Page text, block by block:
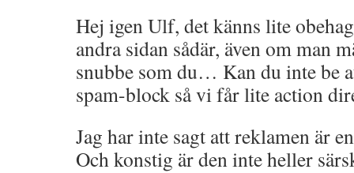
Hej igen Ulf, det känns lite
andra sidan sådär, även om man
snubbe som du… Kan du inte be
spam-block så vi får lite action
Jag har inte sagt att reklamen är
Och konstig är den inte heller